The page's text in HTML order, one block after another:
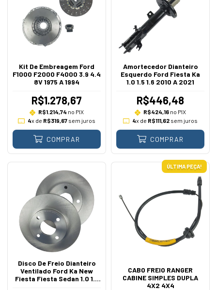
Kit De Embreagem Ford
F1000 F2000 F4000 3.9 4.4
8V 1975 A 1994
R$1.278,67
R$1.214,74 no PIX
4x de R$319,67sem juros
COMPRAR
Amortecedor Dianteiro
Esquerdo Ford Fiesta Ka
1.0 1.5 1.6 2010 A 2021
R$446,48
R$424,16 no PIX
4x de R$111,62 sem juros
COMPRAR
Disco De Freio Dianteiro
Ventilado Ford Ka New
Fiesta Fiesta Sedan 1.0 1.5
ÚLTIMA PEÇA!
CABO FREIO RANGER
CABINE SIMPLES DUPLA
4X2 4X4